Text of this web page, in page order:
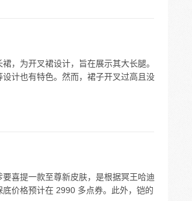
，为开叉裙设计，旨在展示其大长腿。
计也有特色。然而，裙子开叉过高且没
喜提一款至尊新皮肤，是根据冥王哈迪
价格预计在 2990 多点券。此外，铠的